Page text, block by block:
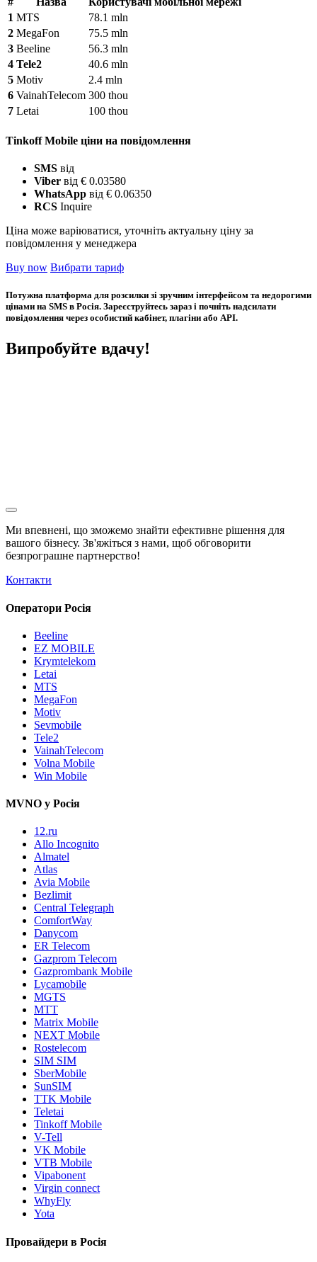
1 MTS
78.1 mln
2 MegaFon
75.5 mln
3 Beeline
56.3 mln
4 Tele2
40.6 mln
5 Motiv
2.4 mln
6 VainahTelecom 300 thou
7 Letai 100 thou
Tinkoff Mobile ціни на повідомлення
SMS від
Viber від € 0.03580
WhatsApp від € 0.06350
RCS Inquire
Ціна може варіюватися, уточніть актуальну ціну за
повідомлення у менеджера
Buy now Вибрати тариф
Потужна платформа для розсилки зі зручним інтерфейсом та недорогими
цінами на SMS в Росія. Зареєструйтесь зараз і почніть надсилати
повідомлення через особистий кабінет, плагіни або API.
Випробуйте вдачу!
Ми впевнені, що зможемо знайти ефективне рішення для
вашого бізнесу. Зв'яжіться з нами, щоб обговорити
безпрограшне партнерство!
Контакти
Оператори Росія
Beeline
EZ MOBILE
Krymtelekom
Letai
MTS
MegaFon
Motiv
Sevmobile
Tele2
VainahTelecom
Volna Mobile
Win Mobile
MVNO у Росія
12.ru
Allo Incognito
Almatel
Atlas
Avia Mobile
Bezlimit
Central Telegraph
ComfortWay
Danycom
ER Telecom
Gazprom Telecom
Gazprombank Mobile
Lycamobile
MGTS
MTT
Matrix Mobile
NEXT Mobile
Rostelecom
SIM SIM
SberMobile
SunSIM
TTK Mobile
Teletai
Tinkoff Mobile
V-Tell
VK Mobile
VTB Mobile
Vipabonent
Virgin connect
WhyFly
Yota
Провайдери в Росія